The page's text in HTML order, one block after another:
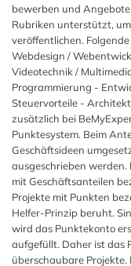
bewerben und
Rubriken unterstützt,
veröffentlichen.
Webdesign /
Videotechnik /
Programmierung -
Steuervorteile -
zusätzlich bei
Punktesystem. Beim
Geschäftsideen
ausgeschrieben
mit Geschäftsanteilen
Projekte mit Punkten
Helfer-Prinzip beruht.
wird das Punktekonto
aufgefüllt. Daher ist das
überschaubare Projekte.